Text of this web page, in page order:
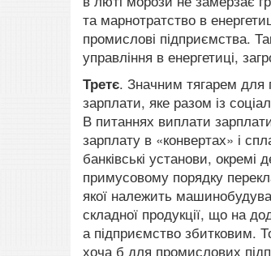
та марнотратство в
промислові підприємства.
управління в енергетиці,
Третє. Значним тягарем для
зарплати, яке разом із
В питаннях виплати
зарплату в «конвертах» і
банківські установи,
примусовому порядку
якої належить
складної продукції, що на
а підприємство збитковим.
хоча б для промислових